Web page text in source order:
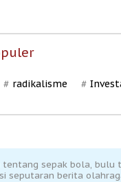
radikalisme
sepak bola, bulu
seputaran berita